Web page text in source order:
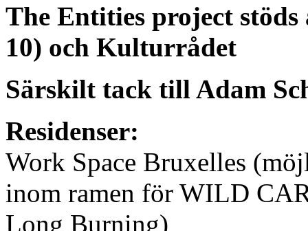
The Entities project
10) och Kulturrådet
Särskilt tack till Adam
Residenser:
Work Space Bruxelles
inom ramen för WILD
Long Burning)